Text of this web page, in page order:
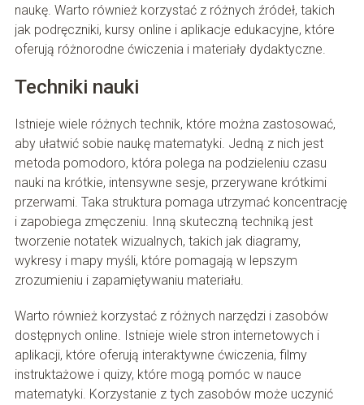
naukę. Warto również korzystać z różnych źródeł, takich
jak podręczniki, kursy online i aplikacje edukacyjne, które
oferują różnorodne ćwiczenia i materiały dydaktyczne.
Techniki nauki
Istnieje wiele różnych technik, które można zastosować,
aby ułatwić sobie naukę matematyki. Jedną z nich jest
metoda pomodoro, która polega na podzieleniu czasu
nauki na krótkie, intensywne sesje, przerywane krótkimi
przerwami. Taka struktura pomaga utrzymać koncentrację
i zapobiega zmęczeniu. Inną skuteczną techniką jest
tworzenie notatek wizualnych, takich jak diagramy,
wykresy i mapy myśli, które pomagają w lepszym
zrozumieniu i zapamiętywaniu materiału.
Warto również korzystać z różnych narzędzi i zasobów
dostępnych online. Istnieje wiele stron internetowych i
aplikacji, które oferują interaktywne ćwiczenia, filmy
instruktażowe i quizy, które mogą pomóc w nauce
matematyki. Korzystanie z tych zasobów może uczynić